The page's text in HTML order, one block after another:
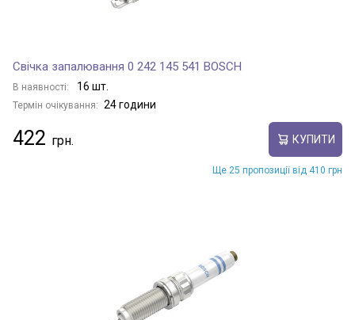
Свічка запалювання 0 242 145 541 BOSCH
В наявності: 16 шт.
Термін очікування: 24 години
422 КУПИТИ
Ще 25 пропозиції від 410 грн